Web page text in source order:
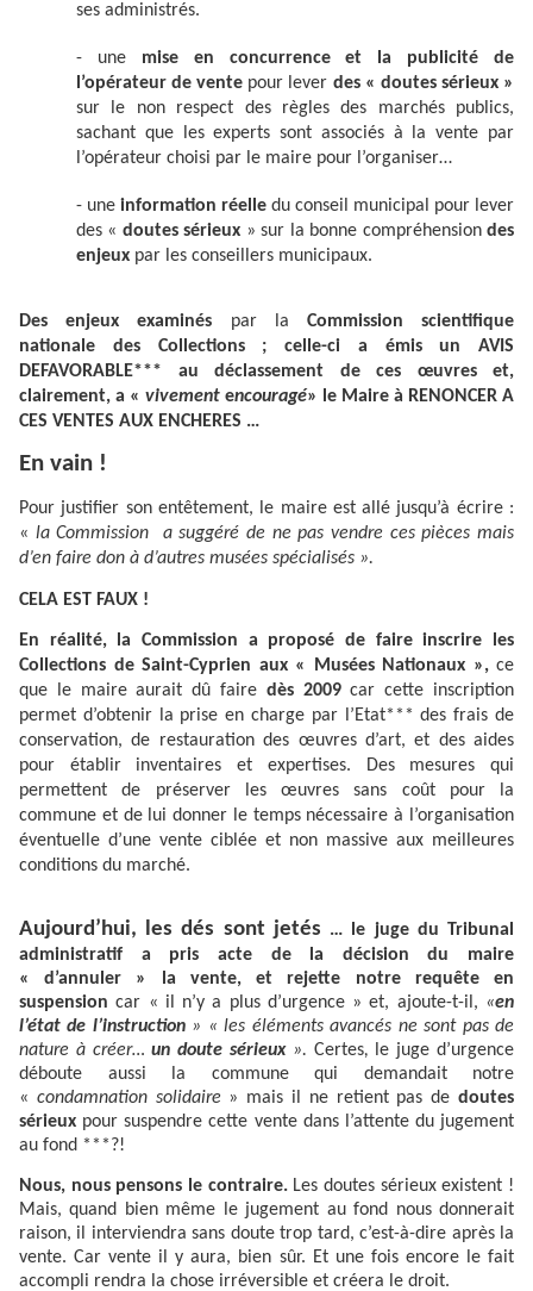
ses administrés.
- une mise en concurrence et la publicité de
l’opérateur de vente pour lever des « doutes sérieux »
sur le non respect des règles des marchés publics,
sachant que les experts sont associés à la vente par
l’opérateur choisi par le maire pour l’organiser…
- une information réelle du conseil municipal pour lever
des « doutes sérieux » sur la bonne compréhensiondes
enjeux par les conseillers municipaux.
Des enjeux examinés par la Commission scientifique
nationale des Collections ; celle-ci a émis un AVIS
DEFAVORABLE*** au déclassement de ces œuvres et,
clairement, a « vivement encouragé» le Maire à RENONCER A
CES VENTES AUX ENCHERES …
En vain !
Pour justifier son entêtement, le maire est allé jusqu’à écrire :
« la Commission
a suggéré de ne pas vendre ces pièces mais
d’en faire don à d’autres musées spécialisés ».
CELA EST FAUX !
En réalité, la Commission a proposé de faire inscrire les
Collections de Saint-Cyprien aux « Musées Nationaux »,ce
que le maire aurait dû faire dès 2009car cette inscription
permet d’obtenir la prise en charge par l’Etat*** des frais de
conservation, de restauration des œuvres d’art, et des aides
pour établir inventaires et expertises. Des mesures qui
permettent de préserver les œuvres sans coût pour la
commune et de lui donner le temps nécessaire à l’organisation
éventuelle d’une vente ciblée et non massive aux meilleures
conditions du marché.
Aujourd’hui, les dés sont jetés … le juge du Tribunal
administratif a pris acte de la décision du maire
« d’annuler » la vente, et rejette notre requête en
suspension car « il n’y a plus d’urgence » et, ajoute-t-il, «en
l’état de l’instruction» « les éléments avancés ne sont pas de
nature à créer…un doute sérieux». Certes, le juge d’urgence
déboute aussi la commune qui demandait notre
« condamnation solidaire» mais il ne retient pas dedoutes
sérieux pour suspendre cette vente dans l’attente du jugement
au fond ***?!
Nous, nous pensons le contraire.Les doutes sérieux existent !
Mais, quand bien même le jugement au fond nous donnerait
raison, il interviendra sans doute trop tard, c’est-à-dire après la
vente. Car vente il y aura, bien sûr. Et une fois encore le fait
accompli rendra la chose irréversible et créera le droit.